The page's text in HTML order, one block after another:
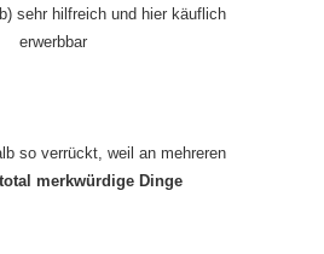
sehr hilfreich und hier käuflich
erwerbbar
so verrückt, weil an mehreren
total merkwürdige Dinge